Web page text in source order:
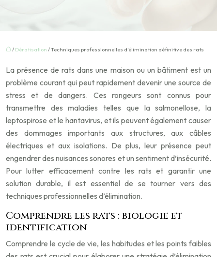
/ Dératisation / Techniques professionnelles d’élimination définitive des rats
La présence de rats dans une maison ou un bâtiment est un
problème courant qui peut rapidement devenir une source de
stress et de dangers. Ces rongeurs sont connus pour
transmettre des maladies telles que la salmonellose, la
leptospirose et le hantavirus, et ils peuvent également causer
des dommages importants aux structures, aux câbles
électriques et aux isolations. De plus, leur présence peut
engendrer des nuisances sonores et un sentiment d’insécurité.
Pour lutter efficacement contre les rats et garantir une
solution durable, il est essentiel de se tourner vers des
techniques professionnelles d’élimination.
Comprendre les rats : biologie et
identification
Comprendre le cycle de vie, les habitudes et les points faibles